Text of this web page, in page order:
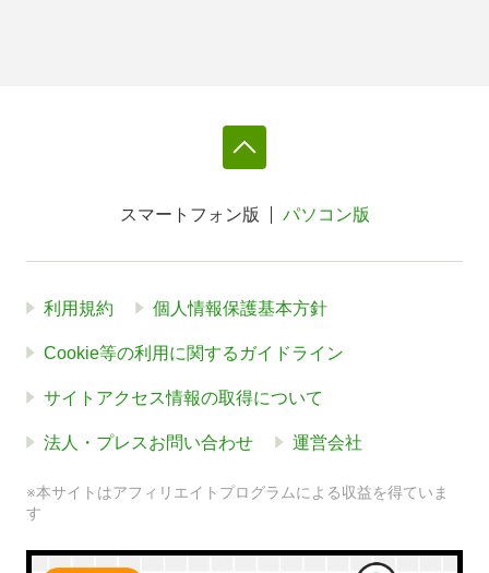
スマートフォン版 パソコン版
利用規約 個人情報保護基本方針
Cookie等の利用に関するガイドライン
サイトアクセス情報の取得について
法人・プレスお問い合わせ 運営会社
※本サイトはアフィリエイトプログラムによる収益を得ていま
す